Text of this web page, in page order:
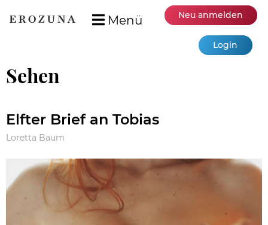
Menü Neu anmelden
Login
Sehen
Elfter Brief an Tobias
Loretta Baum